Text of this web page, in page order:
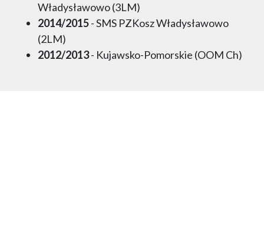
Władysławowo (3LM)
2014/2015- SMS PZKosz Władysławowo
(2LM)
2012/2013- Kujawsko-Pomorskie (OOM Ch)